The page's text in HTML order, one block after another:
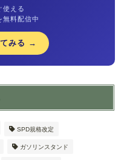
使える
無料配信中
みる →
SPD規格改定
ガソリンスタンド